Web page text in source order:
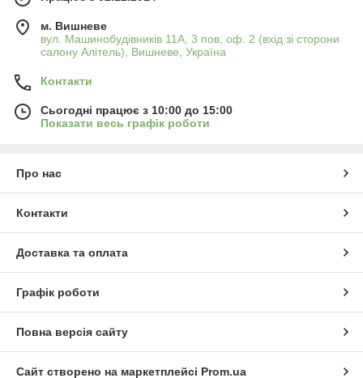
м. Вишневе
вул. Машинобудівників 11А, 3 пов, оф. 2 (вхід зі сторони
салону Алітель), Вишневе, Україна
Контакти
Сьогодні працює з 10:00 до 15:00
Показати весь графік роботи
Про нас
Контакти
Доставка та оплата
Графік роботи
Повна версія сайту
Сайт створено на маркетплейсі Prom.ua